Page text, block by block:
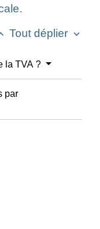
Tout déplier keyboard_arrow_down
la TVA ?
par